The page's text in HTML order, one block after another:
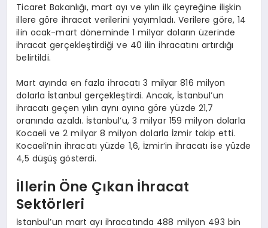
Ticaret Bakanlığı, mart ayı ve yılın ilk çeyreğine ilişkin
illere göre ihracat verilerini yayımladı. Verilere göre, 14
ilin ocak-mart döneminde 1 milyar doların üzerinde
ihracat gerçekleştirdiği ve 40 ilin ihracatını artırdığı
belirtildi.
Mart ayında en fazla ihracatı 3 milyar 816 milyon
dolarla İstanbul gerçekleştirdi. Ancak, İstanbul’un
ihracatı geçen yılın aynı ayına göre yüzde 21,7
oranında azaldı. İstanbul’u, 3 milyar 159 milyon dolarla
Kocaeli ve 2 milyar 8 milyon dolarla İzmir takip etti.
Kocaeli’nin ihracatı yüzde 1,6, İzmir’in ihracatı ise yüzde
4,5 düşüş gösterdi.
İllerin Öne Çıkan İhracat
Sektörleri
İstanbul’un mart ayı ihracatında 488 milyon 493 bin